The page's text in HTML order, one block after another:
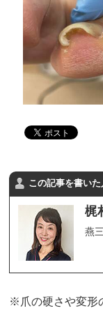
この記事を書いた
梶
燕
※爪の硬さや変形